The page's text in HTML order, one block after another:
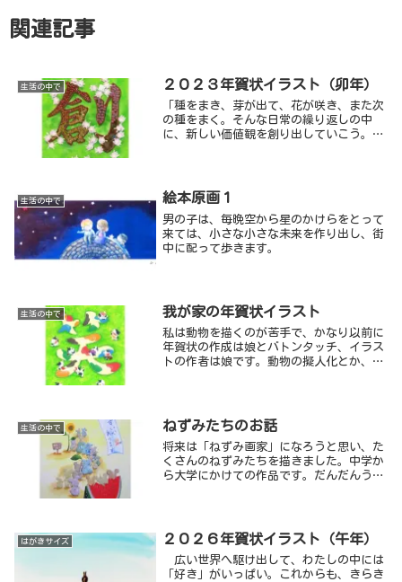
関連記事
生活の中で ２０２３年賀状イラスト（卯年）
「種をまき、芽が出て、花が咲き、また次
の種をまく。そんな日常の繰り返しの中
に、新しい価値観を創り出していこう。」
生活の中で 絵本原画１
男の子は、毎晩空から星のかけらをとって
来ては、小さな小さな未来を作り出し、街
中に配って歩きます。
生活の中で 我が家の年賀状イラスト
私は動物を描くのが苦手で、かなり以前に
年賀状の作成は娘とバトンタッチ、イラス
トの作者は娘です。動物の擬人化とか、動
生活の中で ねずみたちのお話
将来は「ねずみ画家」になろうと思い、た
くさんのねずみたちを描きました。中学か
ら大学にかけての作品です。だんだんうま
はがきサイズ ２０２６年賀状イラスト（午年）
広い世界へ駆け出して、わたしの中には
「好き」がいっぱい。これからも、きらき